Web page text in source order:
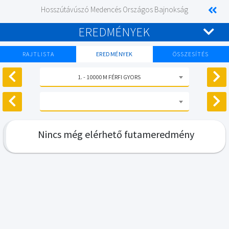
Hosszútávúszó Medencés Országos Bajnokság
EREDMÉNYEK
RAJTLISTA EREDMÉNYEK ÖSSZESÍTÉS
1. - 10000 M FÉRFI GYORS
Nincs még elérhető futameredmény